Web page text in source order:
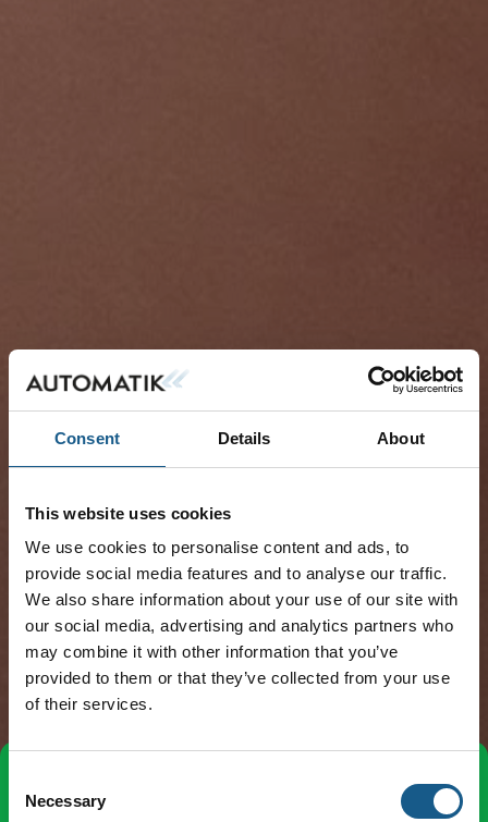
Consent Details About
This website uses cookies
We use cookies to personalise content and ads, to
provide social media features and to analyse our traffic.
We also share information about your use of our site with
our social media, advertising and analytics partners who
may combine it with other information that you’ve
provided to them or that they’ve collected from your use
of their services.
Selection
Necessary